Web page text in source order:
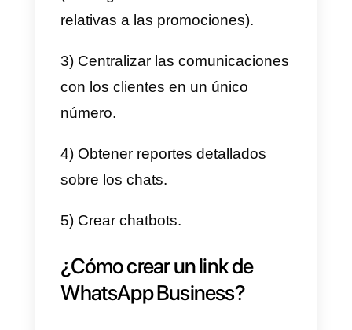
horarios de apertura y cierre,
WhatsApp Business y las
utilizada para uso privado,